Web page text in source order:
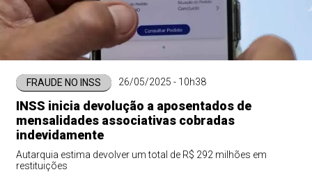
FRAUDE NO INSS 26/05/2025 - 10h38
INSS inicia devolução a aposentados de
mensalidades associativas cobradas
indevidamente
Autarquia estima devolver um total de R$ 292 milhões em
restituições